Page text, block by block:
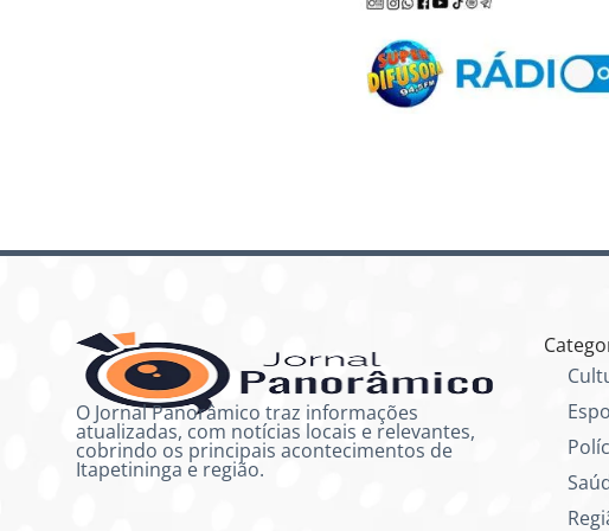
O Jornal Panorâmico traz informações
atualizadas, com notícias locais e relevantes,
cobrindo os principais acontecimentos de
Itapetininga e região.